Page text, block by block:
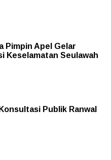
Pimpin Apel Gelar
Keselamatan Seulawah
Publik Ranwal